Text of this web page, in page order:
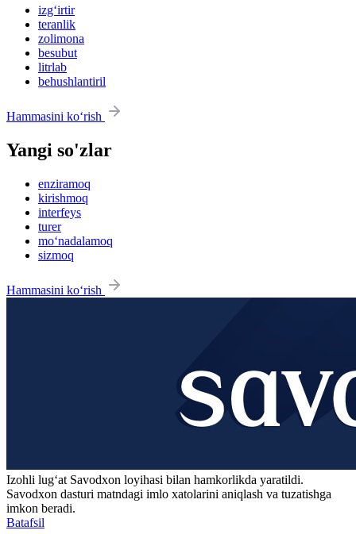
izg‘irtir
teranlik
zolimona
besubut
litrlab
behushlantiril
Hammasini ko‘rish
Yangi so'zlar
enziramoq
kirishmoq
interfeys
turer
mo‘nadalamoq
sizmoq
Hammasini ko‘rish
Izohli lugʻat Savodxon loyihasi bilan hamkorlikda yaratildi.
Savodxon dasturi matndagi imlo xatolarini aniqlash va tuzatishga
imkon beradi.
Batafsil